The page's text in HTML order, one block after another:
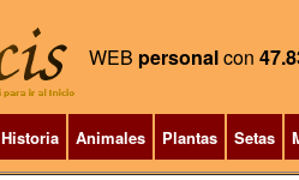
WEB personalcon
Historia Animales Plantas Setas